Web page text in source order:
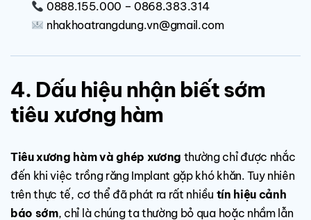
0888.155.000 – 0868.383.314
nhakhoatrangdung.vn@gmail.com
4. Dấu hiệu nhận biết sớm
tiêu xương hàm
Tiêu xương hàm và ghép xương thường chỉ được nhắc
đến khi việc trồng răng Implant gặp khó khăn. Tuy nhiên
trên thực tế, cơ thể đã phát ra rất nhiều tín hiệu cảnh
báo sớm, chỉ là chúng ta thường bỏ qua hoặc nhầm lẫn